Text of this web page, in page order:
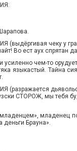
(выдёргивая чеку у
Во ест аух спрятан
чем-то
языкастый. Тайна
(разражается
СТОРОЖ, мы тебя
младенец
деньги Брауна».